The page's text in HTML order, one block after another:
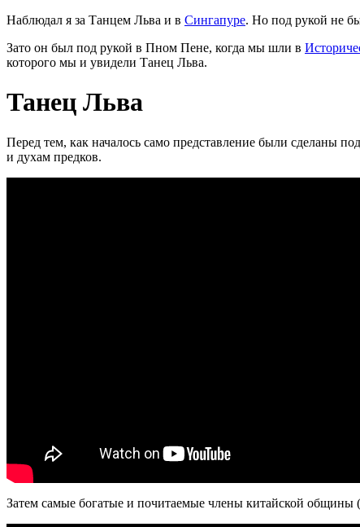
Наблюдал я за Танцем Льва и в Сингапуре. Но под рукой не
Зато он был под рукой в Пном Пене, когда мы шли в
которого мы и увидели Танец Льва.
Танец Льва
Перед тем, как началось само представление были
и духам предков.
Затем самые богатые и почитаемые члены китайской общины